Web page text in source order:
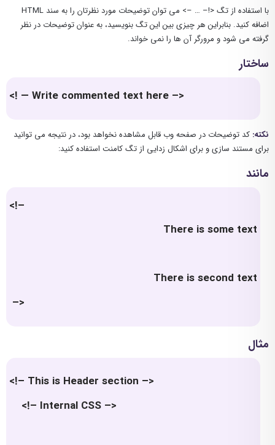
با استفاده از تگ <!– … –> می توان توضیحات مورد نظرتان را به سند HTML
اضافه کنید. بنابراین هر چیزی بین این تگ بنویسید، به عنوان توضیحات در نظر
گرفته می شود و مرورگر آن ها را نمی خواند.
ساختار
<! — Write commented text here –>
نکته: کد توضیحات در صفحه وب قابل مشاهده نخواهد بود، در نتیجه می توانید
برای مستند سازی و برای اشکال زدایی از تگ کامنت استفاده کنید:
مانند
<!–
There is some text
There is second text
–>
مثال
<!– This is Header section –>
<!– Internal CSS –>